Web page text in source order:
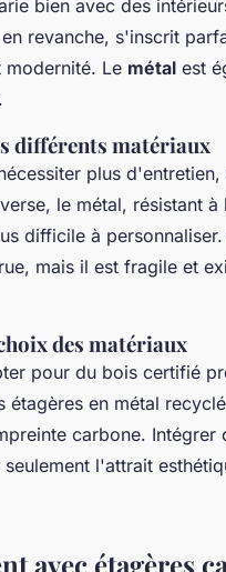
bien avec des
revanche, s'inscrit
modernité. Le métal est
différents matériaux
plus
le métal, résistant
difficile à personnaliser.
mais il est fragile et
des matériaux
pour du bois certifié
en métal
carbone. Intégrer
l'attrait
avec étagères